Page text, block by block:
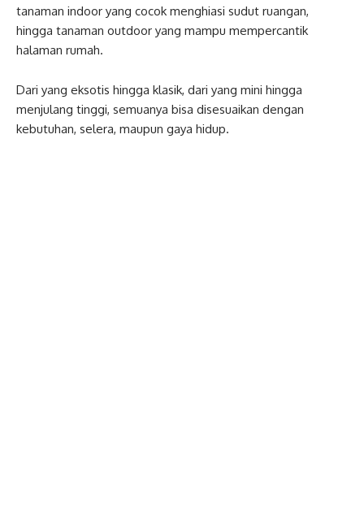
tanaman indoor yang cocok menghiasi sudut ruangan,
hingga tanaman outdoor yang mampu mempercantik
halaman rumah.
Dari yang eksotis hingga klasik, dari yang mini hingga
menjulang tinggi, semuanya bisa disesuaikan dengan
kebutuhan, selera, maupun gaya hidup.